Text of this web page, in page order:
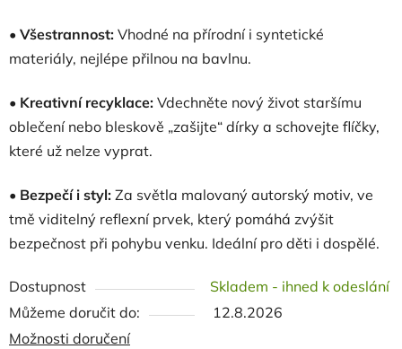
• Všestrannost: Vhodné na přírodní i syntetické
materiály, nejlépe přilnou na bavlnu.
• Kreativní recyklace: Vdechněte nový život staršímu
oblečení nebo bleskově „zašijte“ dírky a schovejte flíčky,
které už nelze vyprat.
• Bezpečí i styl: Za světla malovaný autorský motiv, ve
tmě viditelný reflexní prvek, který pomáhá zvýšit
bezpečnost při pohybu venku. Ideální pro děti i dospělé.
Dostupnost
Skladem - ihned k odeslání
Můžeme doručit do:
12.8.2026
Možnosti doručení